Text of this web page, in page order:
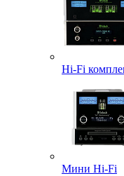
Hi-Fi
Мини Hi-Fi